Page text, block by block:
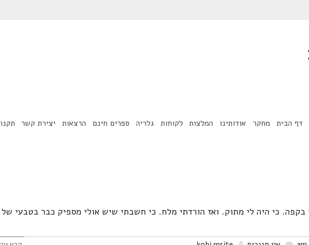
דף הבית מחקר אודותינו המלצות לקוחות גלריה ספרים חינם הרצאות יצירת קשר
כי היה לי מתוק. ואז הורדתי מלח. כי חשבתי שיש אולי מספיק כבר בטבעי של